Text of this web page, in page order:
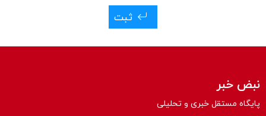
ثبت
نبض خبر
پایگاه مستقل خبری و تحلیلی